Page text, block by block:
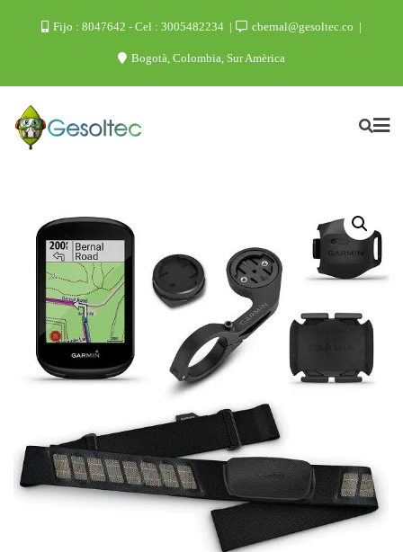
Fijo : 8047642 - Cel : 3005482234 cbernal@gesoltec.co
Bogotà, Colombia, Sur Amèrica